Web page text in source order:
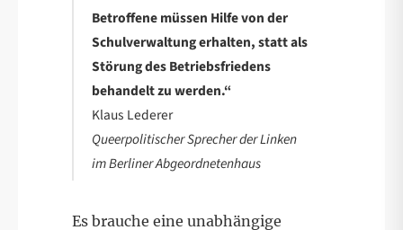
Betroffene müssen Hilfe von der
Schulverwaltung erhalten, statt als
Störung des Betriebsfriedens
behandelt zu werden.“
Klaus Lederer
Queerpolitischer Sprecher der Linken
im Berliner Abgeordnetenhaus
Es brauche eine unabhängige